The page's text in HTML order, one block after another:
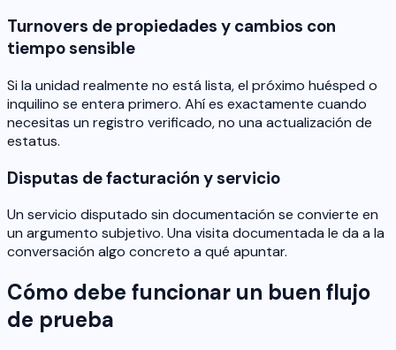
Turnovers de propiedades y cambios con
tiempo sensible
Si la unidad realmente no está lista, el próximo huésped o
inquilino se entera primero. Ahí es exactamente cuando
necesitas un registro verificado, no una actualización de
estatus.
Disputas de facturación y servicio
Un servicio disputado sin documentación se convierte en
un argumento subjetivo. Una visita documentada le da a la
conversación algo concreto a qué apuntar.
Cómo debe funcionar un buen flujo
de prueba